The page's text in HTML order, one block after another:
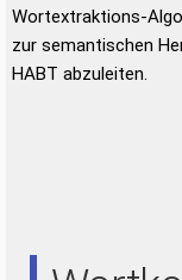
Wortextraktions-
zur semantischen
HABT abzuleiten.